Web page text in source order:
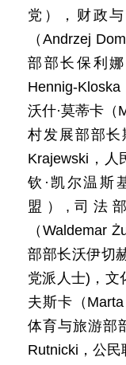
党），财政
（Andrzej
部部长保利
Hennig-
沃什·莫蒂卡（
村发展部部长
Krajewski，人
钦·凯尔温斯
盟）,司法
（Waldemar
部部长沃伊切
党派人士)，文
夫斯卡（
体育与旅游部
Rutnicki，公民